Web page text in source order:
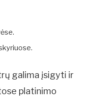
galima įsigyti ir
platinimo